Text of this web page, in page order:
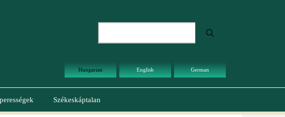
Hungarian English German
Székeskáptalan